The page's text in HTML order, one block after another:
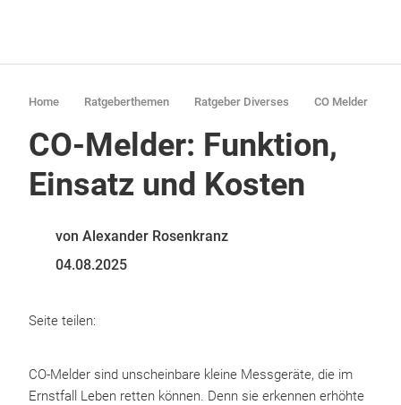
Home Ratgeberthemen Ratgeber Diverses CO Melder
CO-Melder: Funktion,
Einsatz und Kosten
von Alexander Rosenkranz
04.08.2025
Seite teilen:
CO-Melder sind unscheinbare kleine Messgeräte, die im
Ernstfall Leben retten können. Denn sie erkennen erhöhte